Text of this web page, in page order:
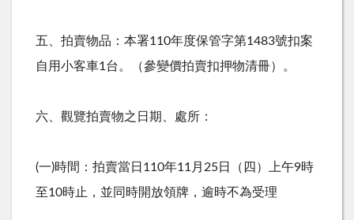
五、拍賣物品：本署110年度保管字第1483號扣案
自用小客車1台。（參變價拍賣扣押物清冊）。
六、觀覽拍賣物之日期、處所：
(一)時間：拍賣當日110年11月25日（四）上午9時
至10時止，並同時開放領牌，逾時不為受理